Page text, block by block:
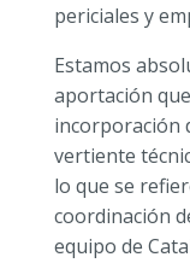
periciales y
Estamos
aportación
incorporación
vertiente
lo que se
coordinación
equipo de